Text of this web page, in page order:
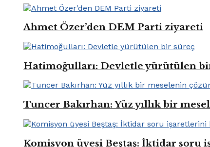
Ahmet Özer’den DEM Parti ziyareti
Hatimoğulları: Devletle yürütülen
Tuncer Bakırhan: Yüz yıllık bir
Komisyon üyesi Beştaş: İktidar